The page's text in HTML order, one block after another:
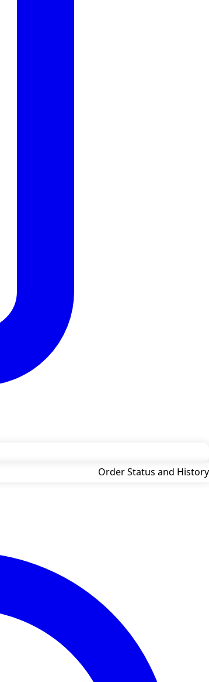
Order Status and History